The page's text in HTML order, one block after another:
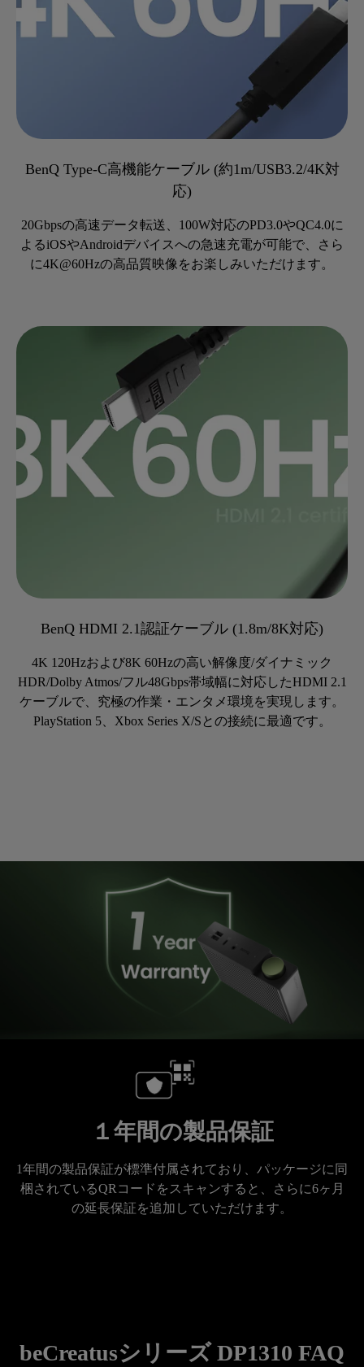
BenQ Type-C高機能ケーブル (約1m/USB3.2/4K対
応)
20Gbpsの高速データ転送、100W対応のPD3.0やQC4.0に
よるiOSやAndroidデバイスへの急速充電が可能で、さら
に4K@60Hzの高品質映像をお楽しみいただけます。
BenQ HDMI 2.1認証ケーブル (1.8m/8K対応)
4K 120Hzおよび8K 60Hzの高い解像度/ダイナミック
HDR/Dolby Atmos/フル48Gbps帯域幅に対応したHDMI 2.1
ケーブルで、究極の作業・エンタメ環境を実現します。
PlayStation 5、Xbox Series X/Sとの接続に最適です。
１年間の製品保証
1年間の製品保証が標準付属されており、パッケージに同
梱されているQRコードをスキャンすると、さらに6ヶ月
の延長保証を追加していただけます。
beCreatusシリーズ DP1310 FAQ